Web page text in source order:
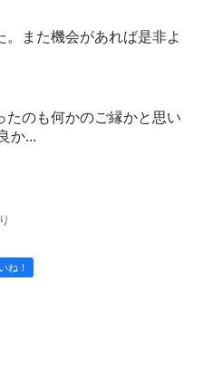
また機会があれば是非よ
たのも何かのご縁かと思い
か...
ね！